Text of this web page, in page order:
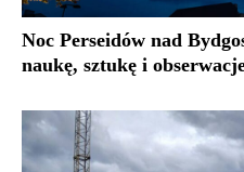
Noc Perseidów nad
naukę, sztukę i